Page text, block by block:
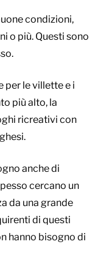
condizioni,
o più. Questi sono
per le villette e i
più alto, la
ricreativi con
anche di
cercano un
da una grande
di questi
hanno bisogno di